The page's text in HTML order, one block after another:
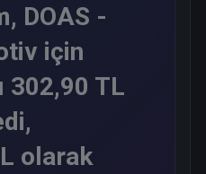
DOAS -
için
302,90 TL
olarak